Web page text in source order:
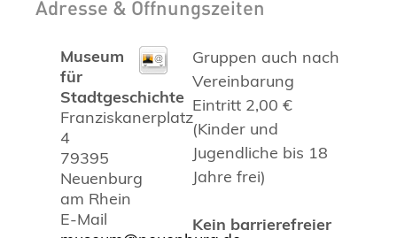
Adresse & Öffnungszeiten
Museum
für
Stadtgeschichte
Franziskanerplatz
4
79395
Neuenburg
am Rhein
E-Mail
Gruppen auch nach
Vereinbarung
Eintritt 2,00 €
(Kinder und
Jugendliche bis 18
Jahre frei)
Kein barrierefreier